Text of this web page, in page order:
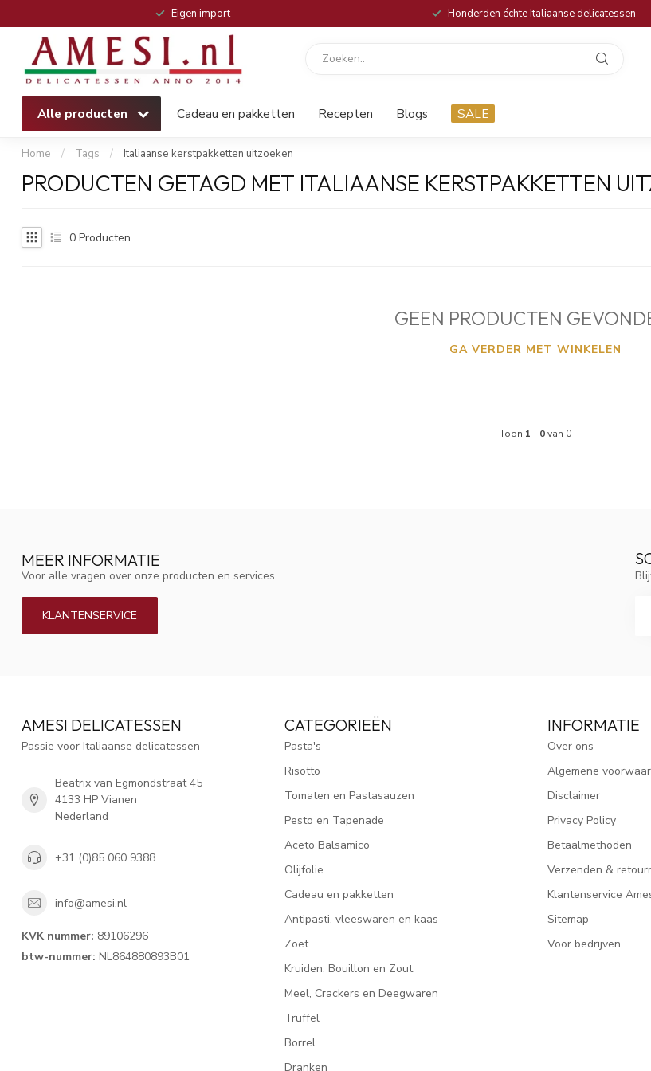
Eigen import Honderden échte Italiaanse delicatessen
Alle producten Cadeau en pakketten Recepten Blogs SALE
Home / Tags / Italiaanse kerstpakketten uitzoeken
PRODUCTEN GETAGD MET ITALIAANSE KERSTPAKKETTEN
0 Producten
GEEN PRODUCTEN
GA VERDER MET WINKELEN
Toon 1 - 0van 0
MEER INFORMATIE
Voor alle vragen over onze producten en services
KLANTENSERVICE
AMESI DELICATESSEN
Passie voor Italiaanse delicatessen
Beatrix van Egmondstraat 45
4133 HP Vianen
Nederland
+31 (0)85 060 9388
info@amesi.nl
KVK nummer: 89106296
btw-nummer: NL864880893B01
CATEGORIEËN
Pasta's
Risotto
Tomaten en Pastasauzen
Pesto en Tapenade
Aceto Balsamico
Olijfolie
Cadeau en pakketten
Antipasti, vleeswaren en kaas
Zoet
Kruiden, Bouillon en Zout
Meel, Crackers en Deegwaren
Truffel
Borrel
Dranken
INFORMATIE
Over ons
Algemene
Disclaimer
Privacy Policy
Betaalmethoden
Verzenden &
Klantenservice
Sitemap
Voor bedrijven